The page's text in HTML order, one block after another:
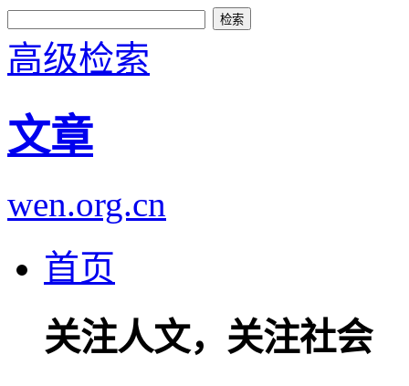
高级检索
文章
wen.org.cn
首页
关注人文，关注社会